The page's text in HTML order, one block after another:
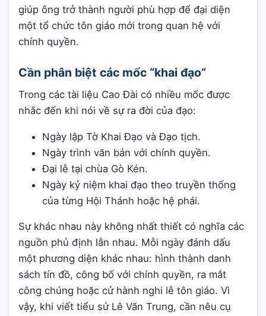
giúp ông trở thành người phù hợp để đại diện
một tổ chức tôn giáo mới trong quan hệ với
chính quyền.
Cần phân biệt các mốc “khai đạo”
Trong các tài liệu Cao Đài có nhiều mốc được
nhắc đến khi nói về sự ra đời của đạo:
Ngày lập Tờ Khai Đạo và Đạo tịch.
Ngày trình văn bản với chính quyền.
Đại lễ tại chùa Gò Kén.
Ngày kỷ niệm khai đạo theo truyền thống
của từng Hội Thánh hoặc hệ phái.
Sự khác nhau này không nhất thiết có nghĩa các
nguồn phủ định lẫn nhau. Mỗi ngày đánh dấu
một phương diện khác nhau: hình thành danh
sách tín đồ, công bố với chính quyền, ra mắt
công chúng hoặc cử hành nghi lễ tôn giáo. Vì
vậy, khi viết tiểu sử Lê Văn Trung, cần nêu cụ